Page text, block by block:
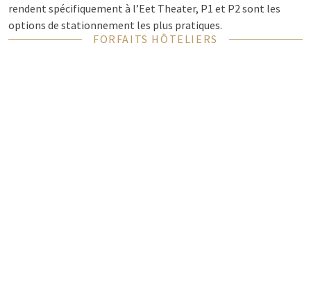
rendent spécifiquement à l’Eet Theater, P1 et P2 sont les
options de stationnement les plus pratiques.
FORFAITS HÔTELIERS